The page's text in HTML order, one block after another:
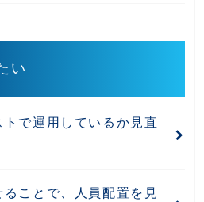
い
で運用しているか見直
ことで、人員配置を見